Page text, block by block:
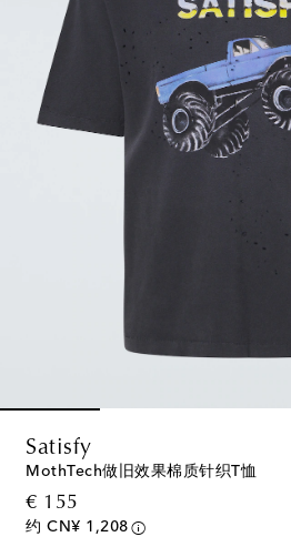
Satisfy
MothTech做旧效果棉质针织T恤
€ 155original price
约 CN¥ 1,208